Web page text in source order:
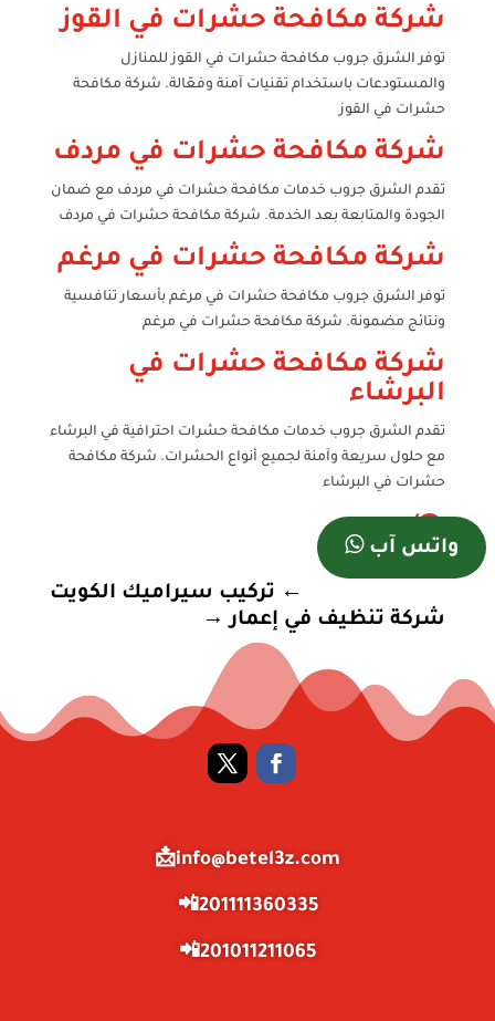
شركة مكافحة حشرات في القوز
توفر الشرق جروب مكافحة حشرات في القوز للمنازل
والمستودعات باستخدام تقنيات آمنة وفعّالة. شركة مكافحة
حشرات في القوز
شركة مكافحة حشرات في مردف
تقدم الشرق جروب خدمات مكافحة حشرات في مردف مع ضمان
الجودة والمتابعة بعد الخدمة. شركة مكافحة حشرات في مردف
شركة مكافحة حشرات في مرغم
توفر الشرق جروب مكافحة حشرات في مرغم بأسعار تنافسية
ونتائج مضمونة. شركة مكافحة حشرات في مرغم
شركة مكافحة حشرات في
البرشاء
تقدم الشرق جروب خدمات مكافحة حشرات احترافية في البرشاء
مع حلول سريعة وآمنة لجميع أنواع الحشرات. شركة مكافحة
حشرات في البرشاء

← تركيب سيراميك الكويت
شركة تنظيف في إعمار→
info@betel3z.com📩
201111360335📲
201011211065📲
واتس آب